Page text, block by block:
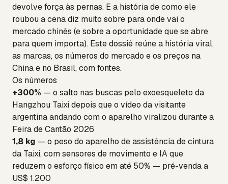
devolve força às pernas. E a história de como ele
roubou a cena diz muito sobre para onde vai o
mercado chinês (e sobre a oportunidade que se abre
para quem importa). Este dossiê reúne a história viral,
as marcas, os números do mercado e os preços na
China e no Brasil, com fontes.
Os números
+300% — o salto nas buscas pelo exoesqueleto da
Hangzhou Taixi depois que o vídeo da visitante
argentina andando com o aparelho viralizou durante a
Feira de Cantão 2026
1,8 kg — o peso do aparelho de assistência de cintura
da Taixi, com sensores de movimento e IA que
reduzem o esforço físico em até 50% — pré-venda a
US$ 1.200